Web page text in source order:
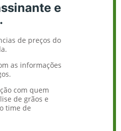
e
de preços do
as informações
com quem
de grãos e
time de